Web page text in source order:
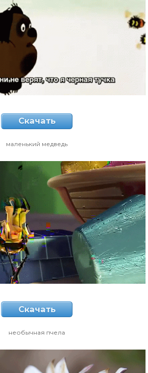
Скачать
маленький медведь
Скачать
необычная пчела